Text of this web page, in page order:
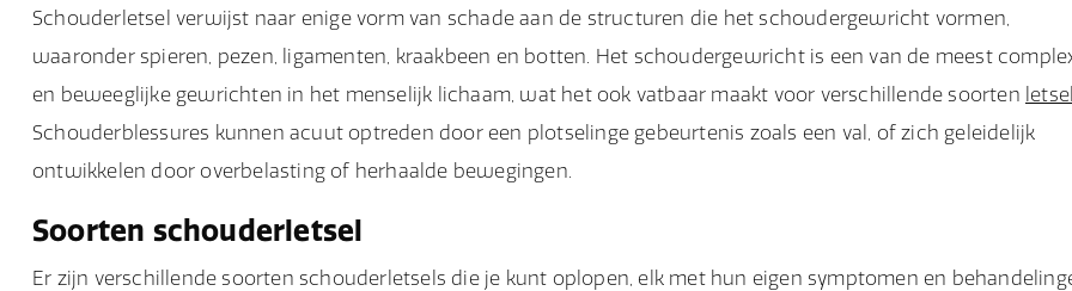
Schouderletsel verwijst naar enige vorm van schade aan de structuren die het schoudergewricht vormen,
waaronder spieren, pezen, ligamenten, kraakbeen en botten. Het schoudergewricht is een van de meest
en beweeglijke gewrichten in het menselijk lichaam, wat het ook vatbaar maakt voor verschillende soorten letsel
Schouderblessures kunnen acuut optreden door een plotselinge gebeurtenis zoals een val, of zich geleidelijk
ontwikkelen door overbelasting of herhaalde bewegingen.
Soorten schouderletsel
Er zijn verschillende soorten schouderletsels die je kunt oplopen, elk met hun eigen symptomen en